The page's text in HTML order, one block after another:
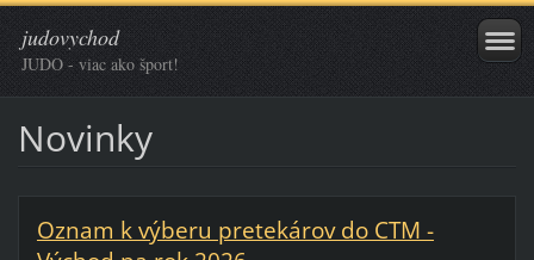
judovychod
JUDO - viac ako šport!
Novinky
Oznam k výberu pretekárov do CTM -